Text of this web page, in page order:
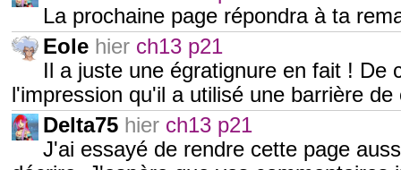
La prochaine page répondra à ta
Eole hier ch13 p21
Il a juste une égratignure en fait ! De
l'impression qu'il a utilisé une barrière
Delta75 hier ch13 p21
J'ai essayé de rendre cette page